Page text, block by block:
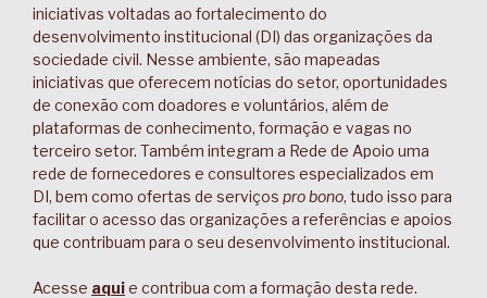
iniciativas voltadas ao fortalecimento do
desenvolvimento institucional (DI) das organizações da
sociedade civil. Nesse ambiente, são mapeadas
iniciativas que oferecem notícias do setor, oportunidades
de conexão com doadores e voluntários, além de
plataformas de conhecimento, formação e vagas no
terceiro setor. Também integram a Rede de Apoio uma
rede de fornecedores e consultores especializados em
DI, bem como ofertas de serviços pro bono, tudo isso para
facilitar o acesso das organizações a referências e apoios
que contribuam para o seu desenvolvimento institucional.
Acesse aquie contribua com a formação desta rede.